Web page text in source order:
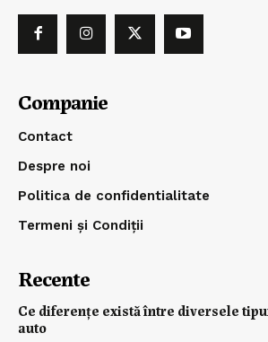
Companie
Contact
Despre noi
Politica de confidentialitate
Termeni și Condiții
Recente
Ce diferențe există între diversele
auto